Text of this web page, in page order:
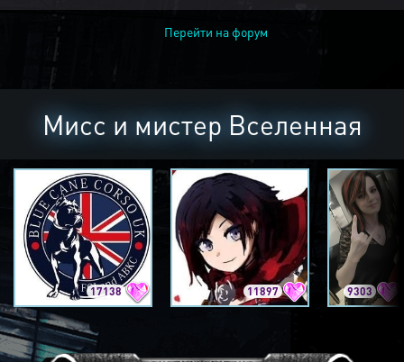
Перейти на форум
Мисс и мистер Вселенная
17138 11897 9303